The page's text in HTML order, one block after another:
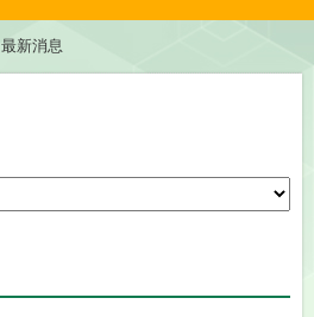
最新消息